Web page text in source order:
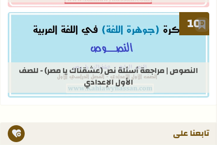
أضف إلى العلامات المرجعية
قراءة المزيد عن النصوص | مراجعة
النصوص | مراجعة أسئلة نص (عشقناك يا مصر) - للصف
الأول الإعدادي
تابعنا على